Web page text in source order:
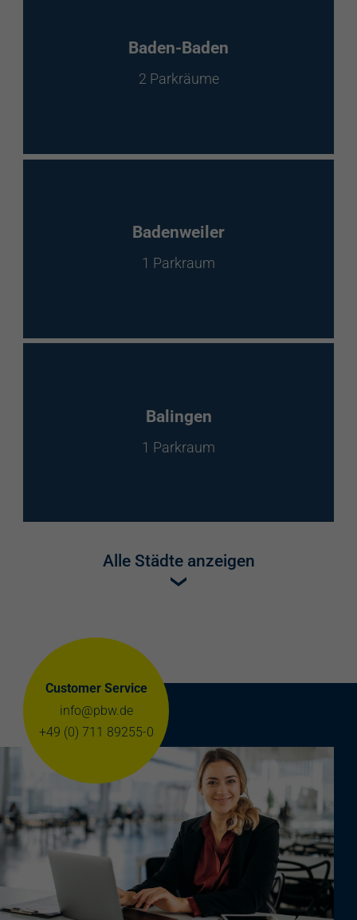
Baden-Baden
2 Parkräume
Badenweiler
1 Parkraum
Balingen
1 Parkraum
Alle Städte anzeigen
Customer Service
info@pbw.de
+49 (0) 711 89255-0